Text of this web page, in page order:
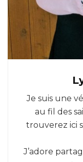
Je suis une
au fil des
trouverez ici
J’adore